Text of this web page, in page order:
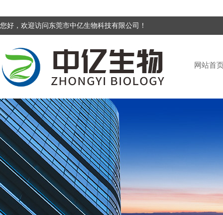
您好，欢迎访问东莞市中亿生物科技有限公司！
网站首